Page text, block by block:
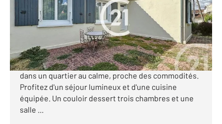
Maison à vendre
158 645 €
Votre agence Century 21 Xso Immobilier vous
propose en exclusivité cette maison de plain-pied
dans un quartier au calme, proche des commodités.
Profitez d'un séjour lumineux et d'une cuisine
équipée. Un couloir dessert trois chambres et une
salle ...